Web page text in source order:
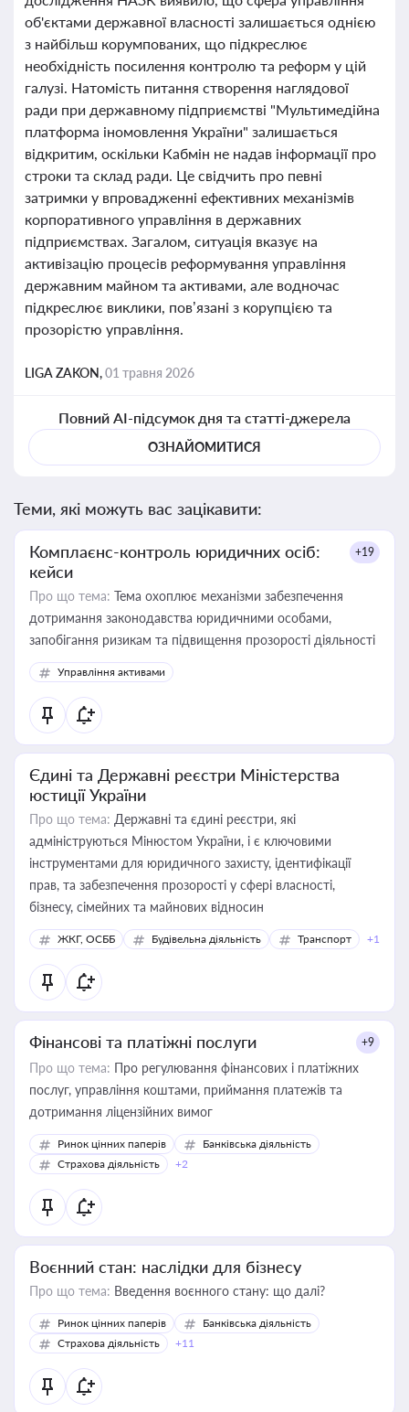
об'єктами державної власності залишається однією
з найбільш корумпованих, що підкреслює
необхідність посилення контролю та реформ у цій
галузі. Натомість питання створення наглядової
ради при державному підприємстві "Мультимедійна
платформа іномовлення України" залишається
відкритим, оскільки Кабмін не надав інформації про
строки та склад ради. Це свідчить про певні
затримки у впровадженні ефективних механізмів
корпоративного управління в державних
підприємствах. Загалом, ситуація вказує на
активізацію процесів реформування управління
державним майном та активами, але водночас
підкреслює виклики, пов’язані з корупцією та
прозорістю управління.
LIGA ZAKON,01 травня 2026
Повний AI-підсумок дня та статті-джерела
ОЗНАЙОМИТИСЯ
Теми, які можуть вас зацікавити:
Комплаєнс-контроль юридичних осіб:
кейси
+19
Про що тема: Тема охоплює механізми забезпечення
дотримання законодавства юридичними особами,
запобігання ризикам та підвищення прозорості діяльності
Управління активами
Єдині та Державні реєстри Міністерства
юстиції України
Про що тема: Державні та єдині реєстри, які
адмініструються Мінюстом України, і є ключовими
інструментами для юридичного захисту, ідентифікації
прав, та забезпечення прозорості у сфері власності,
бізнесу, сімейних та майнових відносин
ЖКГ, ОСББ Будівельна діяльність Транспорт +1
Фінансові та платіжні послуги +9
Про що тема: Про регулювання фінансових і платіжних
послуг, управління коштами, приймання платежів та
дотримання ліцензійних вимог
Ринок цінних паперів
Банківська діяльність
Страхова діяльність
+2
Воєнний стан: наслідки для бізнесу
Про що тема: Введення воєнного стану: що далі?
Ринок цінних паперів
Банківська діяльність
Страхова діяльність
+11